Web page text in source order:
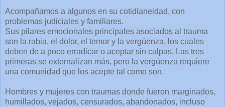
Acompañamos a algunos en su cotidianeidad, con
problemas judiciales y familiares.
Sus pilares emocionales principales asociados al trauma
son la rabia, el dolor, el temor y la vergüenza, los cuales
deben de a poco erradicar o aceptar sin culpas. Las tres
primeras se externalizan más, pero la vergüenza requiere
una comunidad que los acepte tal como son.
Hombres y mujeres con traumas donde fueron marginados,
humillados, vejados, censurados, abandonados, incluso